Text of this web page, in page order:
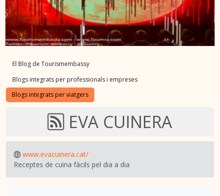
El Blog de Tourismembassy
Blogs integrats per professionals i empreses
Blogs integrats per viatgers
EVA CUINERA
www.evacuinera.cat/
Receptes de cuina fàcils pel dia a dia